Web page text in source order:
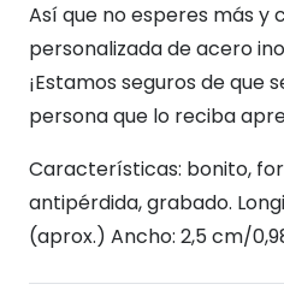
Así que no esperes más y
personalizada de acero
¡Estamos seguros de que
persona que lo reciba
Características: bonito,
antipérdida, grabado.
(aprox.) Ancho: 2,5 cm/